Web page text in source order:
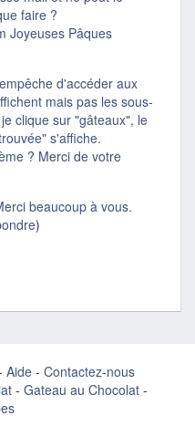
faire ?
Joyeuses Pâques
d'accéder aux
mais pas les sous-
clique sur "gâteaux", le
s'affiche.
? Merci de votre
beaucoup à vous.
)
Aide - Contactez-nous
- Gateau au Chocolat -